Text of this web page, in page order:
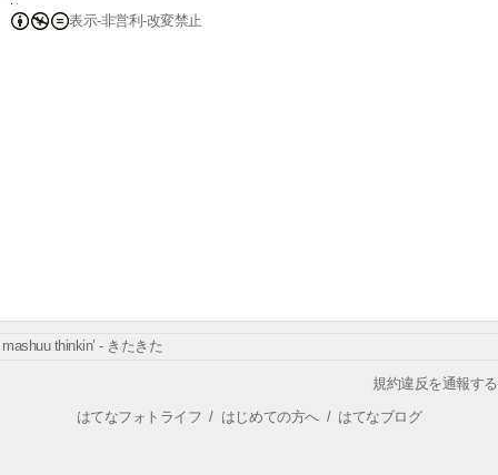
表示-非営利-改変禁止
mashuu thinkin’ - きたきた
規約違反を通報する
はてなフォトライフ / はじめての方へ/ はてなブログ